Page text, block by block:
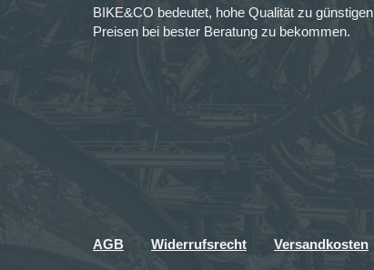
BIKE&CO bedeutet, hohe Qualität zu günstigen
Preisen bei bester Beratung zu bekommen.
AGB Widerrufsrecht Versandkosten